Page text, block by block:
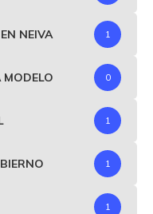
NEIVA 1
MODELO 0
1
1
1